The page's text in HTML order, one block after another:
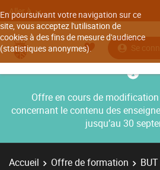
En poursuivant votre navigation sur ce
site, vous acceptez l'utilisation de
cookies à des fins de mesure d'audience
(statistiques anonymes).
Aller à
Se
Offre en cours de
concernant le contenu des
jusqu’au 30
Accueil Offre de formation
BUT